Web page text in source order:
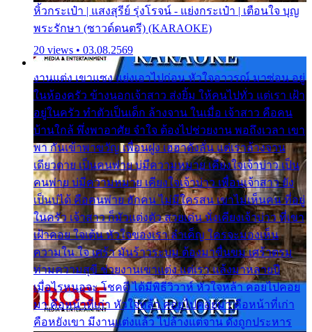
หิ้วกระเป๋า | แสงสุรีย์ รุ่งโรจน์ - แย่งกระเป๋า | เตือนใจ บุญ
พระรักษา (ซาวด์ดนตรี) (KARAOKE)
20 views • 03.08.2569
งานแต่ง เขาแซง แย่งเอาไปก่อน หัวใจอาวรณ์ มาซ่อน อยู่
ในห้องครัว ข้างนอกเจ้าสาว ส่งยิ้ม ให้คนไปทั่ว แต่เรา เฝ้า
อยู่ในครัว ทำตัวเป็นเด็ก ล้างจาน ในเมื่อ เจ้าสาว คือคน
บ้านใกล้ พึ่งพาอาศัย จำใจ ต้องไปช่วยงาน พอถึงเวลา เขา
พา กันเข้าพาขวัญ เพื่อนฝูง เฮฮาดังลั่น แต่เราล้างจาน
เดียวดาย เป็นคนพ่าย บ่มีความหมาย เคียงใจเจ้าบ่าว เป็น
คนพ่าย บ่มีความหมาย เคียงใจเจ้าบ่าว เพื่อนเจ้าสาว ยัง
เป็นบ่ได้ คือคนพ่าย ฮักคน ไม่มีใครสน เขาไม่เห็นคน ที่อยู่
ในครัว เจ้าสาว ก็มัวแต่งตัว สวยเด่น นั่งเคียงเจ้าบ่าว ที่เขา
เฝ้าคอย ใจเต้น หัวใจของเรา ลำเค็ญ ใครจะมองเห็น
ความใน ใจ เศร้า มันร้าวระบม ต้องมาขื่นขม เศร้าตรม
ท่ามความสุขี ช่วยงานเขาแต่ง แต่เรา แล้งมาหลายปี
เมื่อไรหนอจะ โชคดี ได้มีพิธีวิวาห์ หัวใจหล้า คอยไปคอย
มา คือหน้าที่เก่า หัวใจหล้า คอยไปคอยมา คือหน้าที่เก่า
คือหยังเขา มีงานแต่งแล้ว ไปล้างแต่จาน ดั่งถูกประหาร